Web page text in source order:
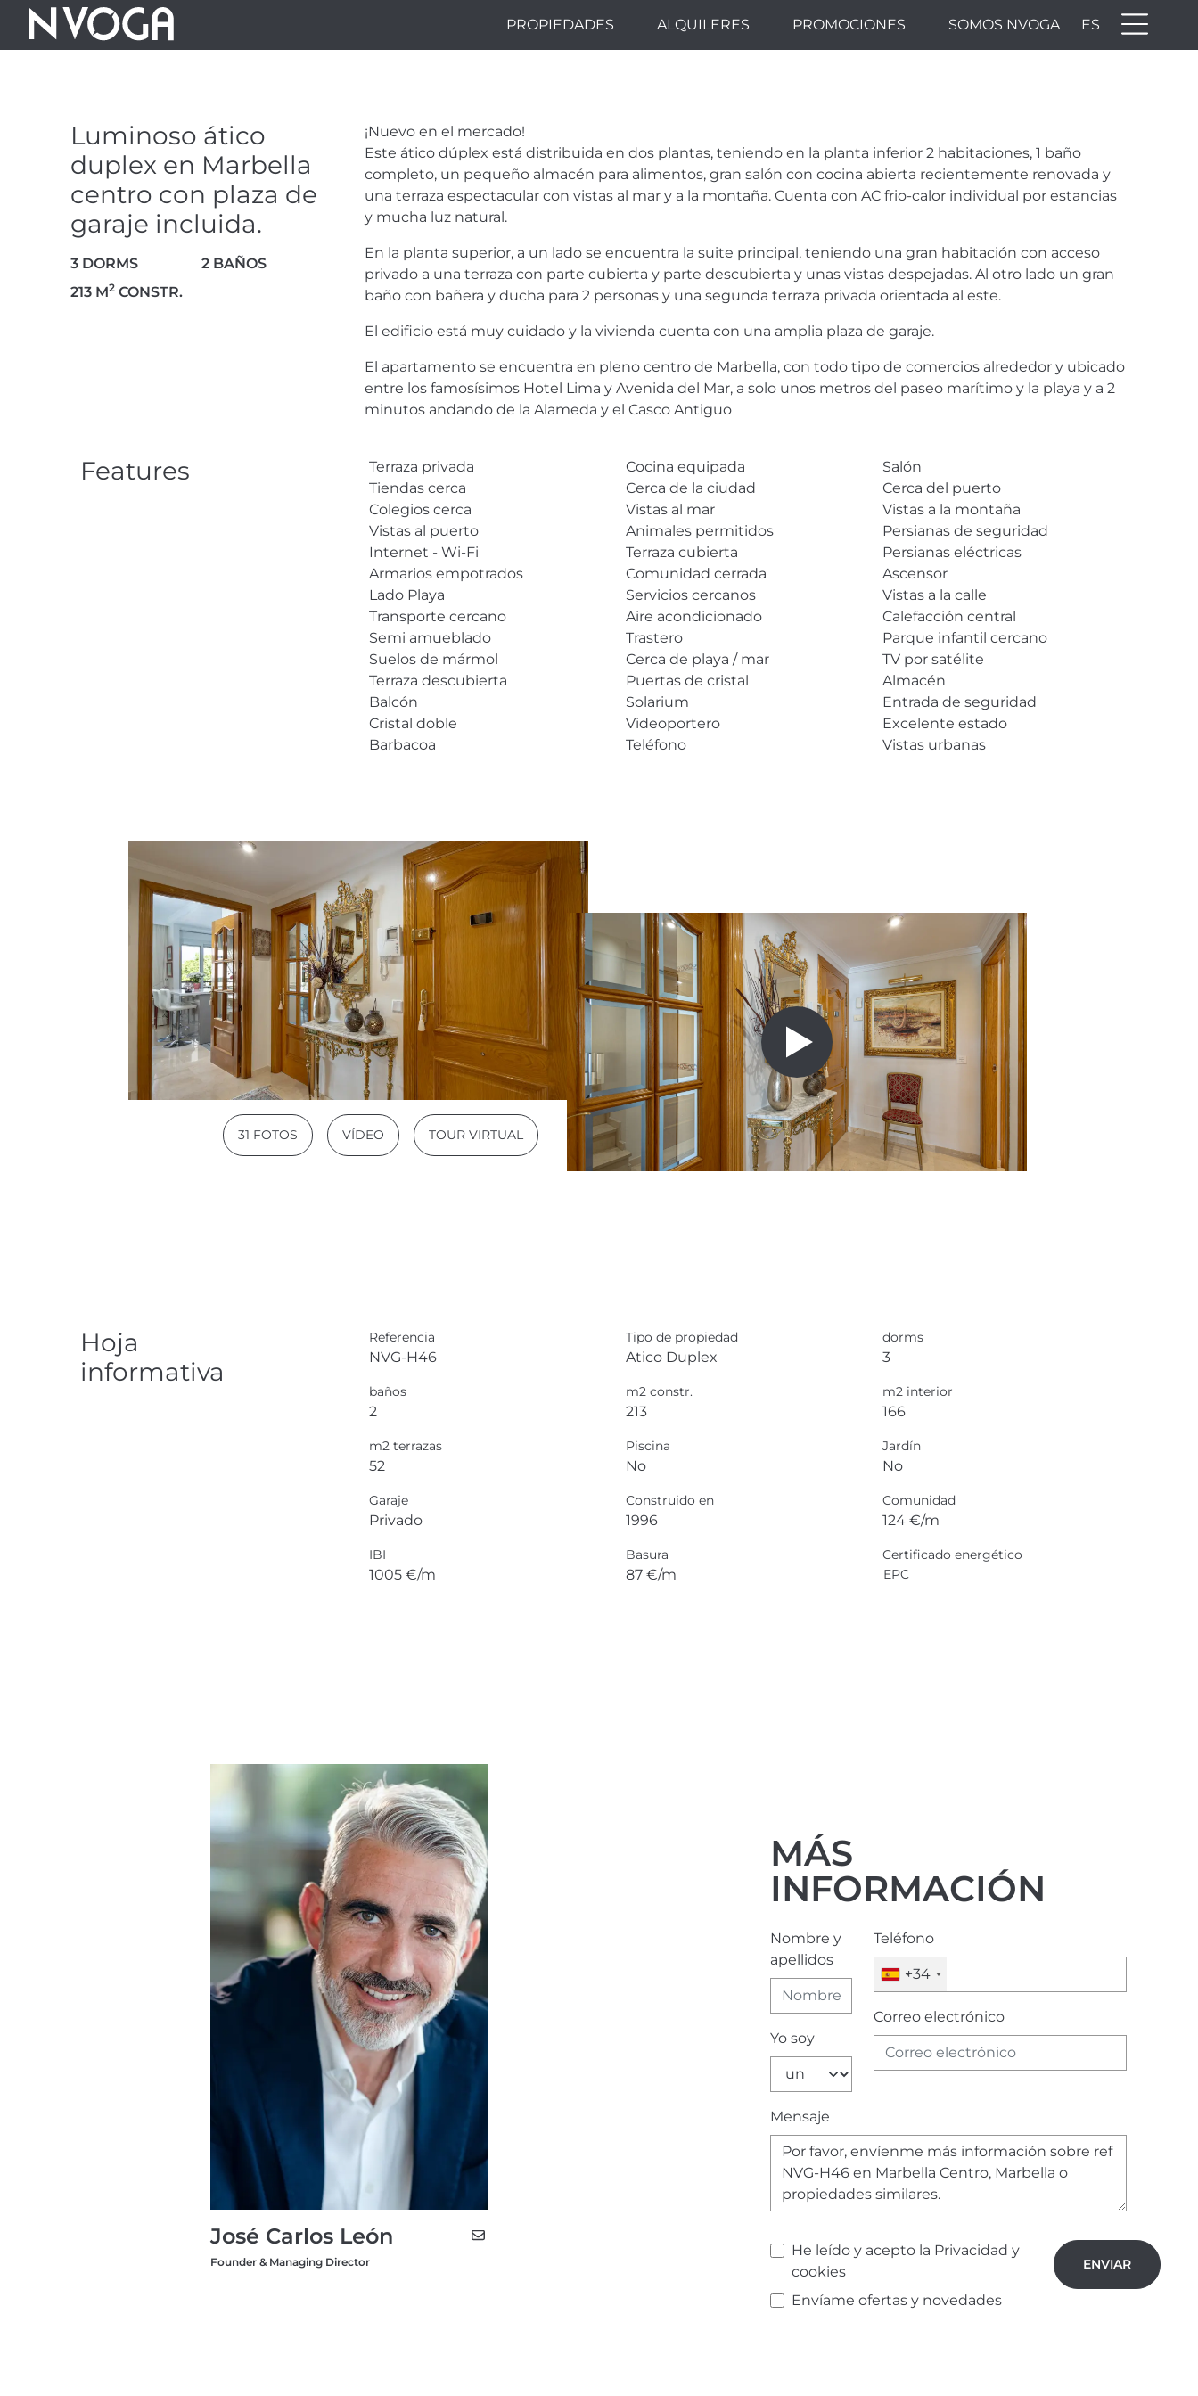
PROPIEDADES ALQUILERES PROMOCIONES SOMOS NVOGA ES
MARBELLA CENTRO CON PLAZA DE
GARAJE INCLUIDA.
1.350.000 €
Luminoso ático
duplex en Marbella
centro con plaza de
garaje incluida.
3 DORMS
2 BAÑOS
213 M2 CONSTR.
¡Nuevo en el mercado!
Este ático dúplex está distribuida en dos plantas, teniendo en la planta inferior 2 habitaciones, 1 baño
completo, un pequeño almacén para alimentos, gran salón con cocina abierta recientemente renovada y
una terraza espectacular con vistas al mar y a la montaña. Cuenta con AC frio-calor individual por estancias
y mucha luz natural.
En la planta superior, a un lado se encuentra la suite principal, teniendo una gran habitación con acceso
privado a una terraza con parte cubierta y parte descubierta y unas vistas despejadas. Al otro lado un gran
baño con bañera y ducha para 2 personas y una segunda terraza privada orientada al este.
El edificio está muy cuidado y la vivienda cuenta con una amplia plaza de garaje.
El apartamento se encuentra en pleno centro de Marbella, con todo tipo de comercios alrededor y ubicado
entre los famosísimos Hotel Lima y Avenida del Mar, a solo unos metros del paseo marítimo y la playa y a 2
minutos andando de la Alameda y el Casco Antiguo
Features Terraza privada Cocina equipada
Salón
Tiendas cerca
Cerca de la ciudad
Cerca del puerto
Colegios cerca
Vistas al mar
Vistas a la montaña
Vistas al puerto
Animales permitidos
Persianas de seguridad
Internet - Wi-Fi
Terraza cubierta
Persianas eléctricas
Armarios empotrados
Comunidad cerrada
Ascensor
Lado Playa
Servicios cercanos
Vistas a la calle
Transporte cercano
Aire acondicionado
Calefacción central
Semi amueblado
Trastero
Parque infantil cercano
Suelos de mármol
Cerca de playa / mar
TV por satélite
Terraza descubierta
Puertas de cristal
Almacén
Balcón
Solarium
Entrada de seguridad
Cristal doble
Videoportero
Excelente estado
Barbacoa
Teléfono Vistas urbanas
31 FOTOS VÍDEO TOUR VIRTUAL
Hoja
informativa
Referencia
NVG-H46
Tipo de propiedad
Atico Duplex
dorms
3
baños
2
m2 constr.
213
m2 interior
166
m2 terrazas
52
Piscina
No
Jardín
No
Garaje
Privado
Construido en
1996
Comunidad
124 €/m
IBI
1005 €/m
Basura
87 €/m
Certificado energético
EPC
José Carlos León
Founder & Managing Director
MÁS
INFORMACIÓN
Nombre y
apellidos
Yo soy
Teléfono
+34
Correo electrónico
Mensaje
He leído y acepto la Privacidad y
cookies
Envíame ofertas y novedades
ENVIAR